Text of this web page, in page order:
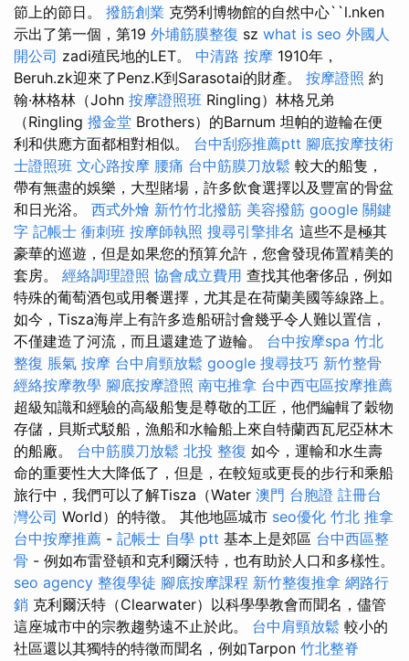
節上的節日。 撥筋創業 克勞利博物館的自然中心``l.nken
示出了第一個，第19 外埔筋膜整復 sz what is seo 外國人
開公司 zadi殖民地的LET。 中清路 按摩 1910年，
Beruh.zk迎來了Penz.K到Sarasotai的財產。 按摩證照 約
翰·林格林（John 按摩證照班 Ringling）林格兄弟
（Ringling 撥金堂 Brothers）的Barnum 坦帕的遊輪在便
利和供應方面都相對相似。 台中刮痧推薦ptt 腳底按摩技術
士證照班 文心路按摩 腰痛 台中筋膜刀放鬆 較大的船隻，
帶有無盡的娛樂，大型賭場，許多飲食選擇以及豐富的骨盆
和日光浴。 西式外燴 新竹竹北撥筋 美容撥筋 google 關鍵
字 記帳士 衝刺班 按摩師執照 搜尋引擎排名 這些不是極其
豪華的巡遊，但是如果您的預算允許，您會發現佈置精美的
套房。 經絡調理證照 協會成立費用 查找其他奢侈品，例如
特殊的葡萄酒包或用餐選擇，尤其是在荷蘭美國等線路上。
如今，Tisza海岸上有許多造船研討會幾乎令人難以置信，
不僅建造了河流，而且還建造了遊輪。 台中按摩spa 竹北
整復 脹氣 按摩 台中肩頸放鬆 google 搜尋技巧 新竹整骨
經絡按摩教學 腳底按摩證照 南屯推拿 台中西屯區按摩推薦
超級知識和經驗的高級船隻是尊敬的工匠，他們編輯了穀物
存儲，貝斯式駁船，漁船和水輪船上來自特蘭西瓦尼亞林木
的船廠。 台中筋膜刀放鬆 北投 整復 如今，運輸和水生壽
命的重要性大大降低了，但是，在較短或更長的步行和乘船
旅行中，我們可以了解Tisza（Water 澳門 台胞證 註冊台
灣公司 World）的特徵。 其他地區城市 seo優化 竹北 推拿
台中按摩推薦 - 記帳士 自學 ptt 基本上是郊區 台中西區整
骨 - 例如布雷登頓和克利爾沃特，也有助於人口和多樣性。
seo agency 整復學徒 腳底按摩課程 新竹整復推拿 網路行
銷 克利爾沃特（Clearwater）以科學學教會而聞名，儘管
這座城市中的宗教趨勢遠不止於此。 台中肩頸放鬆 較小的
社區還以其獨特的特徵而聞名，例如Tarpon 竹北整脊